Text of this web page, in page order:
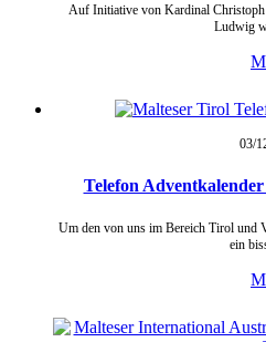
Auf Initiative von Kardinal
Ludwig
03/
Telefon
Um den von uns im Bereich Tirol und
ein